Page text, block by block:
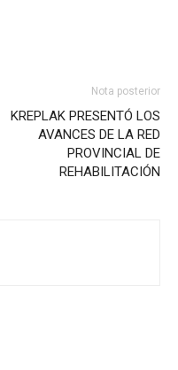
Nota posterior
KREPLAK PRESENTÓ LOS
AVANCES DE LA RED
PROVINCIAL DE
REHABILITACIÓN